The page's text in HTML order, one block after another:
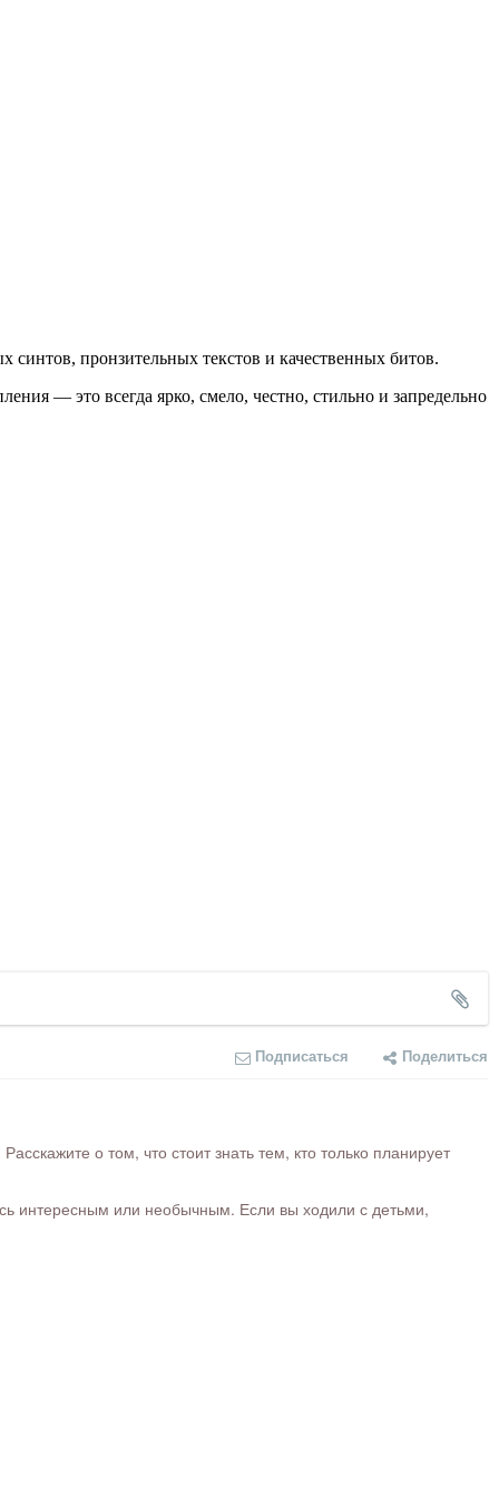
пронзительных текстов и качественных битов.
— это всегда ярко, смело, честно, стильно и запредельно
Подписаться Поделиться
о том, что стоит знать тем, кто только планирует
интересным или необычным. Если вы ходили с детьми,